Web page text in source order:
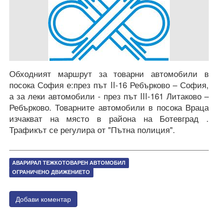
Обходният маршрут за товарни автомобили в
посока София е:през път II-16 Ребърково – София,
а за леки автомобили - през път III-161 Литаково –
Ребърково. Товарните автомобили в посока Враца
изчакват на място в района на Ботевград .
Трафикът се регулира от "Пътна полиция".
АВАРИРАЛ ТЕЖКОТОВАРЕН АВТОМОБИЛ
ОГРАНИЧЕНО ДВИЖЕНИЕТО
Добави коментар